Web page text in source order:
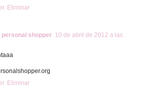
Eliminar
personal shopper 10 de abril de 2012 a las
Eliminar